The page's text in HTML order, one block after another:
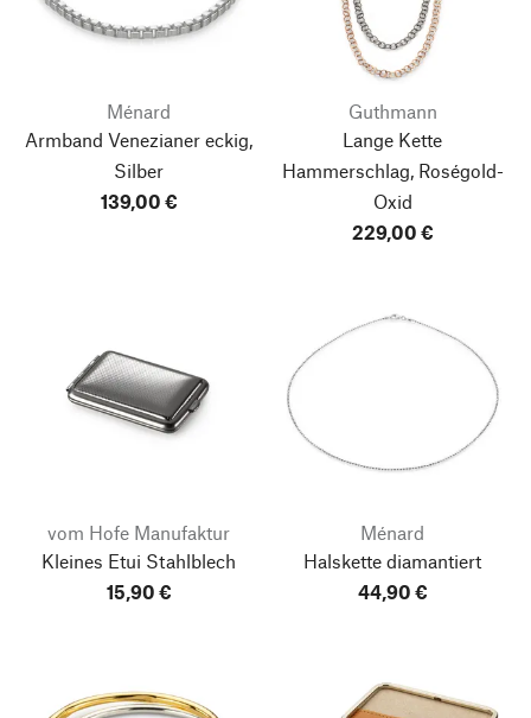
Ménard
Armband Venezianer eckig,
Silber
139,00 €
Guthmann
Lange Kette
Hammerschlag, Roségold-
Oxid
229,00 €
vom Hofe Manufaktur
Kleines Etui Stahlblech
15,90 €
Ménard
Halskette diamantiert
44,90 €